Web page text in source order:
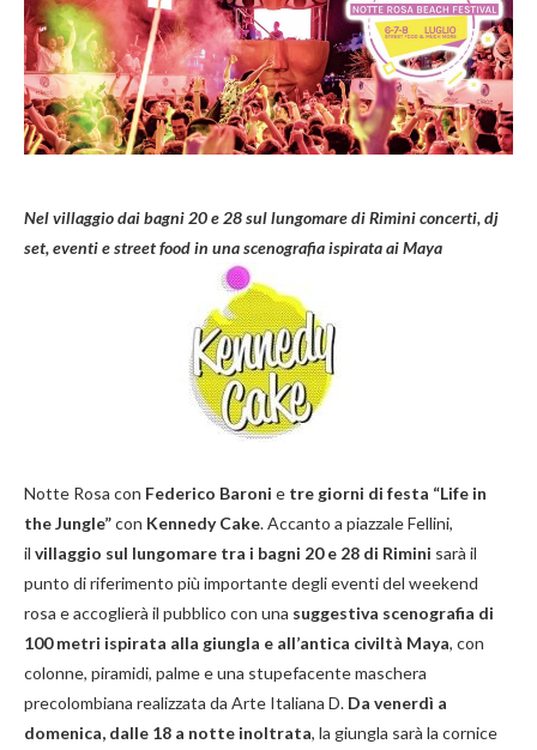
Nel villaggio dai bagni 20 e 28 sul lungomare di Rimini concerti, dj
set, eventi e street food in una scenografia ispirata ai Maya
Notte Rosa con Federico Baroni e tre giorni di festa “Life in
the Jungle”con Kennedy Cake. Accanto a piazzale Fellini,
il villaggio sul lungomare tra i bagni 20 e 28 di Rimini sarà il
punto di riferimento più importante degli eventi del weekend
rosa e accoglierà il pubblico con una suggestiva scenografia di
100 metri ispirata alla giungla e all’antica civiltà Maya, con
colonne, piramidi, palme e una stupefacente maschera
precolombiana realizzata da Arte Italiana D. Da venerdì a
domenica, dalle 18 a notte inoltrata, la giungla sarà la cornice